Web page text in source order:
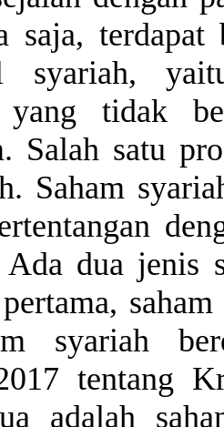
saja, terdapat
syariah,
yang tidak
Salah satu
Saham
dua jenis
pertama, saham
syariah
tentang
adalah